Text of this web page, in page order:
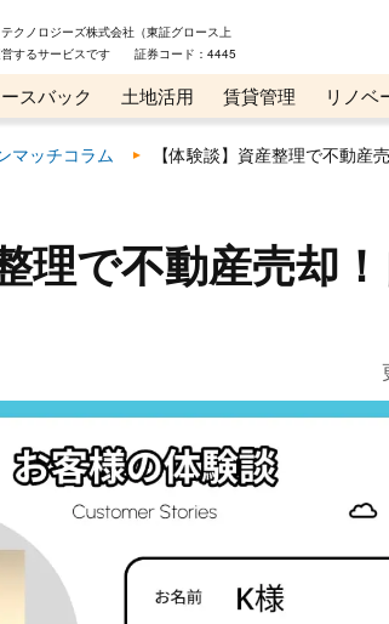
クノロジーズ株式会社（東証グロース上
営するサービスです 証券コード：4445
スバック 土地活用 賃貸管理 リノベ
オンライン講座 リビンマガジンBiz
マッチコラム 【体験談】資産整理で不動産
理で不動産売却